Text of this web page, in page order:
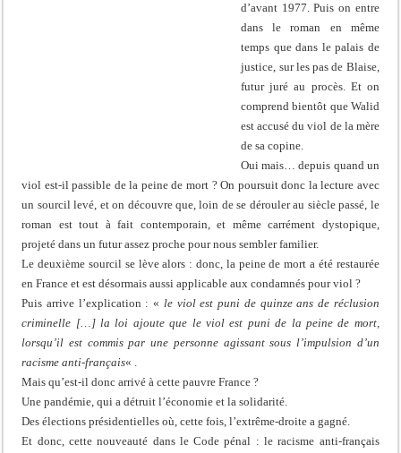
d’avant 1977. Puis on entre
dans le roman en même
temps que dans le palais de
justice, sur les pas de Blaise,
futur juré au procès. Et on
comprend bientôt que Walid
est accusé du viol de la mère
de sa copine.
Oui mais… depuis quand un
viol est-il passible de la peine de mort ? On poursuit donc la lecture avec
un sourcil levé, et on découvre que, loin de se dérouler au siècle passé, le
roman est tout à fait contemporain, et même carrément dystopique,
projeté dans un futur assez proche pour nous sembler familier.
Le deuxième sourcil se lève alors : donc, la peine de mort a été restaurée
en France et est désormais aussi applicable aux condamnés pour viol ?
Puis arrive l’explication : « le viol est puni de quinze ans de réclusion
criminelle […] la loi ajoute que le viol est puni de la peine de mort,
lorsqu’il est commis par une personne agissant sous l’impulsion d’un
racisme anti-français« .
Mais qu’est-il donc arrivé à cette pauvre France ?
Une pandémie, qui a détruit l’économie et la solidarité.
Des élections présidentielles où, cette fois, l’extrême-droite a gagné.
Et donc, cette nouveauté dans le Code pénal : le racisme anti-français